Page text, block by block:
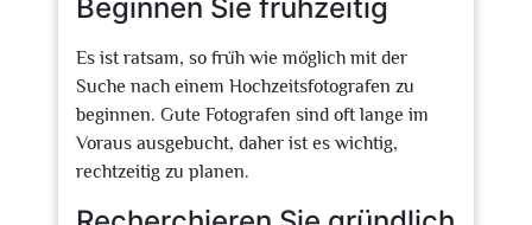
Beginnen Sie frühzeitig
Es ist ratsam, so früh wie möglich mit der
Suche nach einem Hochzeitsfotografen zu
beginnen. Gute Fotografen sind oft lange im
Voraus ausgebucht, daher ist es wichtig,
rechtzeitig zu planen.